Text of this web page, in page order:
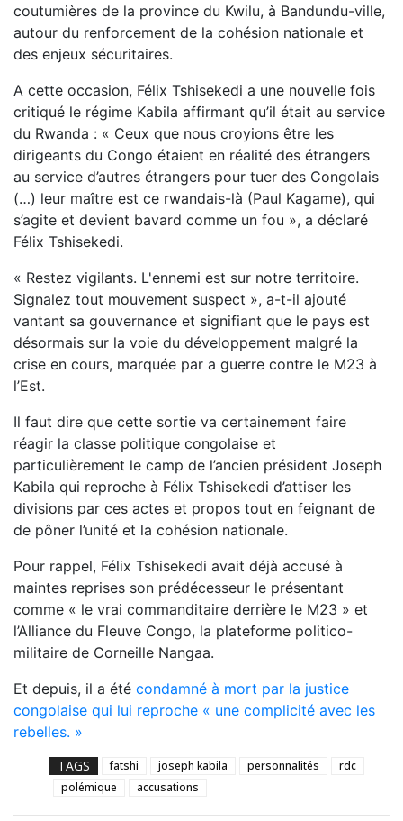
coutumières de la province du Kwilu, à Bandundu-ville,
autour du renforcement de la cohésion nationale et
des enjeux sécuritaires.
A cette occasion, Félix Tshisekedi a une nouvelle fois
critiqué le régime Kabila affirmant qu’il était au service
du Rwanda : « Ceux que nous croyions être les
dirigeants du Congo étaient en réalité des étrangers
au service d’autres étrangers pour tuer des Congolais
(…) leur maître est ce rwandais-là (Paul Kagame), qui
s’agite et devient bavard comme un fou », a déclaré
Félix Tshisekedi.
« Restez vigilants. L'ennemi est sur notre territoire.
Signalez tout mouvement suspect », a-t-il ajouté
vantant sa gouvernance et signifiant que le pays est
désormais sur la voie du développement malgré la
crise en cours, marquée par a guerre contre le M23 à
l’Est.
Il faut dire que cette sortie va certainement faire
réagir la classe politique congolaise et
particulièrement le camp de l’ancien président Joseph
Kabila qui reproche à Félix Tshisekedi d’attiser les
divisions par ces actes et propos tout en feignant de
de pôner l’unité et la cohésion nationale.
Pour rappel, Félix Tshisekedi avait déjà accusé à
maintes reprises son prédécesseur le présentant
comme « le vrai commanditaire derrière le M23 » et
l’Alliance du Fleuve Congo, la plateforme politico-
militaire de Corneille Nangaa.
Et depuis, il a été condamné à mort par la justice
congolaise qui lui reproche « une complicité avec les
rebelles. »
TAGS fatshi joseph kabila personnalités
rdc
polémique
accusations